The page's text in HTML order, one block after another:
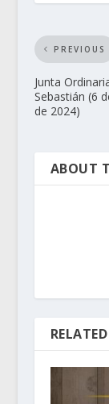
PREVIOUS
Junta
Sebastián (6
de 2024)
ABOUT